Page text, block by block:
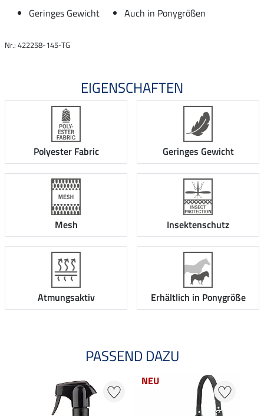
Geringes Gewicht
Auch in Ponygrößen
Nr.: 422258-145-TG
EIGENSCHAFTEN
Polyester Fabric Geringes Gewicht
Mesh Insektenschutz
Atmungsaktiv Erhältlich in Ponygröße
PASSEND DAZU
NEU